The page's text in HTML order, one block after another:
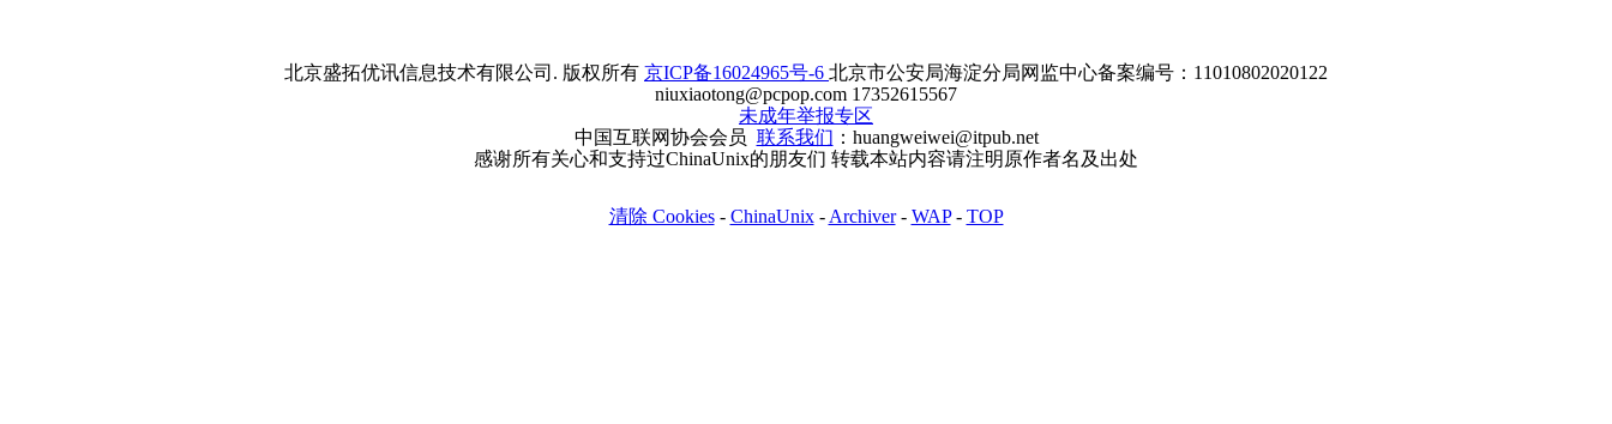
北京盛拓优讯信息技术有限公司. 版权所有 京ICP备16024965号-6 北京市公安局海淀分局网监中心备案编号：11010802020122
niuxiaotong@pcpop.com 17352615567
未成年举报专区
中国互联网协会会员 联系我们 ：huangweiwei@itpub.net
感谢所有关心和支持过ChinaUnix的朋友们 转载本站内容请注明原作者名及出处
清除 Cookies- ChinaUnix- Archiver- WAP- TOP